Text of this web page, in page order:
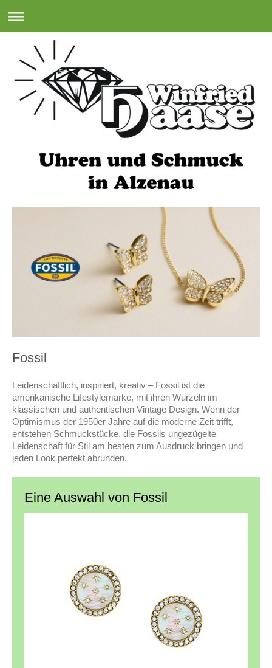
Fossil
Leidenschaftlich, inspiriert, kreativ – Fossil ist die
amerikanische Lifestylemarke, mit ihren Wurzeln im
klassischen und authentischen Vintage Design. Wenn der
Optimismus der 1950er Jahre auf die moderne Zeit trifft,
entstehen Schmuckstücke, die Fossils ungezügelte
Leidenschaft für Stil am besten zum Ausdruck bringen und
jeden Look perfekt abrunden.
Eine Auswahl von Fossil